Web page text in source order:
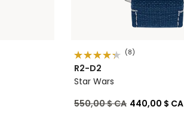
(8)
R2-D2
Star Wars
Prix réduit de
550,00 $ CAà440,00 $ CA